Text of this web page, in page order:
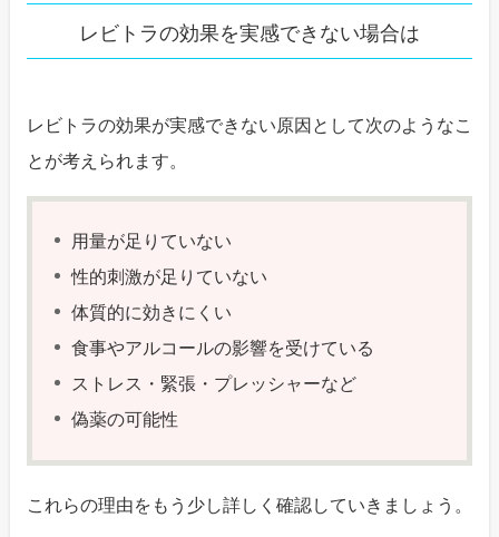
レビトラの効果を実感できない場合は
レビトラの効果が実感できない原因として次のようなこ
とが考えられます。
用量が足りていない
性的刺激が足りていない
体質的に効きにくい
食事やアルコールの影響を受けている
ストレス・緊張・プレッシャーなど
偽薬の可能性
これらの理由をもう少し詳しく確認していきましょう。